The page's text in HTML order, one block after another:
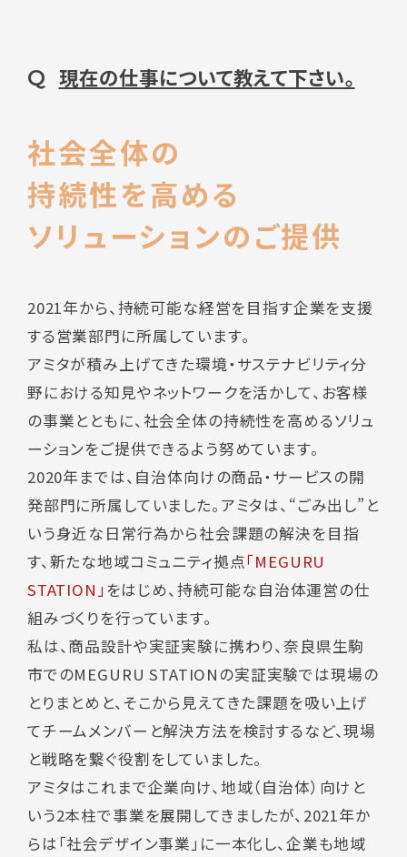
Q 現在の仕事について教えて下さい。
社会全体の
持続性を高める
ソリューションのご提供
2021年から、持続可能な経営を目指す企業を支援
する営業部門に所属しています。
アミタが積み上げてきた環境・サステナビリティ分
野における知見やネットワークを活かして、お客様
の事業とともに、社会全体の持続性を高めるソリュ
ーションをご提供できるよう努めています。
2020年までは、自治体向けの商品・サービスの開
発部門に所属していました。アミタは、“ごみ出し”と
いう身近な日常行為から社会課題の解決を目指
す、新たな地域コミュニティ拠点「MEGURU
STATION」 をはじめ、持続可能な自治体運営の仕
組みづくりを行っています。
私は、商品設計や実証実験に携わり、奈良県生駒
市でのMEGURU STATIONの実証実験では現場の
とりまとめと、そこから見えてきた課題を吸い上げ
てチームメンバーと解決方法を検討するなど、現場
と戦略を繋ぐ役割をしていました。
アミタはこれまで企業向け、地域（自治体）向けと
いう2本柱で事業を展開してきましたが、2021年か
らは「社会デザイン事業」に一本化し、企業も地域